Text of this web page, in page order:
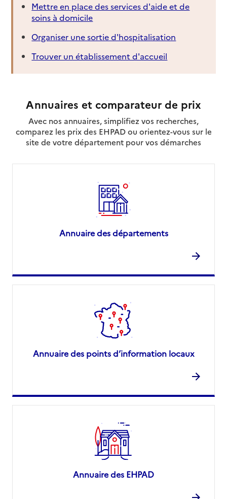
Mettre en place des services d'aide et de
soins à domicile
Organiser une sortie d'hospitalisation
Trouver un établissement d'accueil
Annuaires et comparateur de prix
Avec nos annuaires, simplifiez vos recherches,
comparez les prix des EHPAD ou orientez-vous sur le
site de votre département pour vos démarches
Annuaire des départements
Annuaire des points d’information locaux
Annuaire des EHPAD